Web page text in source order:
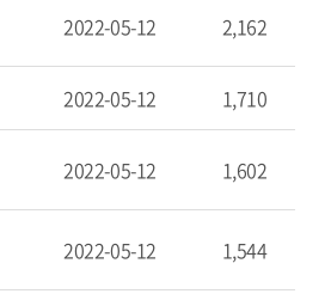
2022-05-12 2,162
2022-05-12 1,710
2022-05-12 1,602
2022-05-12 1,544